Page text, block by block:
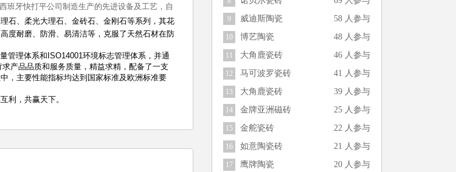
牙快打平公司制造生产的先进设备及工艺，自
石、柔光大理石、金砖石、金刚石等系列，其花
度耐磨、防滑、易清洁等，克服了天然石材在防
理体系和ISO14001环境标志管理体系，并通
产品品质和服务质量，精益求精，配备了一支
，主要性能指标均达到国家标准及欧洲标准要
利，共赢天下。
9 威迪斯陶瓷 58 人参与
10 博艺陶瓷 48 人参与
11 大角鹿瓷砖 46 人参与
12 马可波罗瓷砖 41 人参与
13 大角鹿瓷砖 39 人参与
14 金牌亚洲磁砖 25 人参与
15 金舵瓷砖 22 人参与
16 如意陶瓷砖 21 人参与
17 鹰牌陶瓷 20 人参与